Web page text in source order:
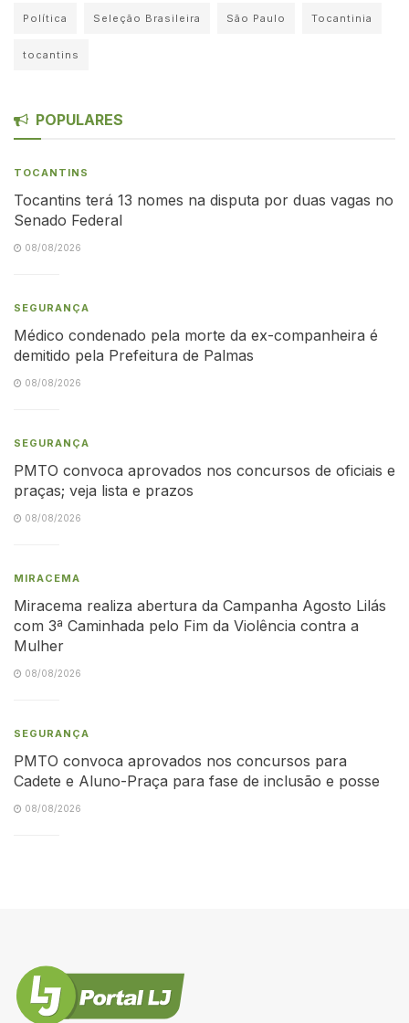
Política Seleção Brasileira São Paulo Tocantinia
tocantins
POPULARES
TOCANTINS
Tocantins terá 13 nomes na disputa por duas vagas no
Senado Federal
08/08/2026
SEGURANÇA
Médico condenado pela morte da ex-companheira é
demitido pela Prefeitura de Palmas
08/08/2026
SEGURANÇA
PMTO convoca aprovados nos concursos de oficiais e
praças; veja lista e prazos
08/08/2026
MIRACEMA
Miracema realiza abertura da Campanha Agosto Lilás
com 3ª Caminhada pelo Fim da Violência contra a
Mulher
08/08/2026
SEGURANÇA
PMTO convoca aprovados nos concursos para
Cadete e Aluno-Praça para fase de inclusão e posse
08/08/2026